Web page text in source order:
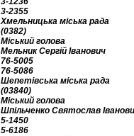
3-2355
Хмельницька міська рада
(0382)
Міський голова
Мельник Сергій Іванович
76-5005
76-5086
Шепетівська міська рада
(03840)
Міський голова
Шпільченко Святослав
5-1450
5-6186